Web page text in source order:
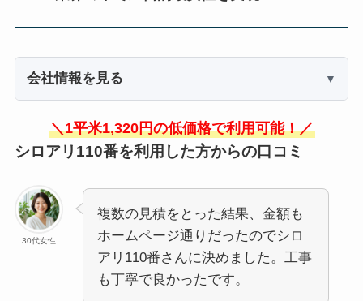
会社情報を見る
＼1平米1,320円の低価格で利用可能！／
シロアリ110番を利用した方からの口コミ
30代女性
複数の見積をとった結果、金額も
ホームページ通りだったのでシロ
アリ110番さんに決めました。工事
も丁寧で良かったです。